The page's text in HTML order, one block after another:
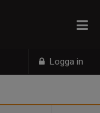
Logga in